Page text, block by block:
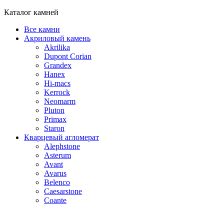
Каталог камней
Все камни
Акриловый камень
Akrilika
Dupont Corian
Grandex
Hanex
Hi-macs
Kerrock
Neomarm
Pluton
Primax
Staron
Кварцевый агломерат
Alephstone
Asterum
Avant
Avarus
Belenco
Caesarstone
Coante